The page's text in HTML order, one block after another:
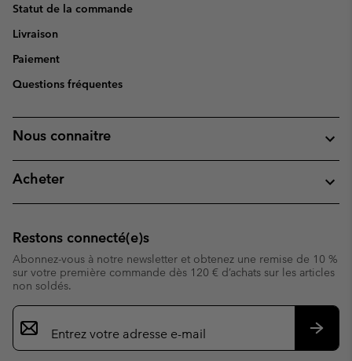
Statut de la commande
Livraison
Paiement
Questions fréquentes
Nous connaitre
Acheter
Restons connecté(e)s
Abonnez-vous à notre newsletter et obtenez une remise de 10 %
sur votre première commande dès 120 € d’achats sur les articles
non soldés.
Inscription
par
e-